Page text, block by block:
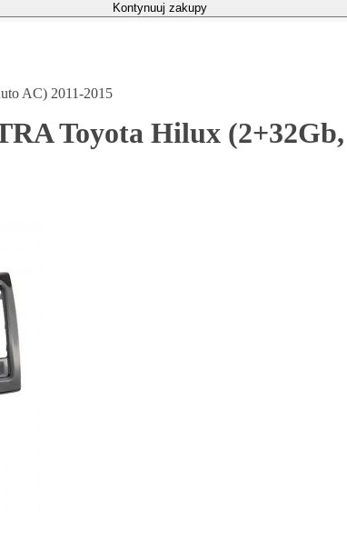
Kontynuuj zakupy
AC) 2011-2015
Toyota Hilux